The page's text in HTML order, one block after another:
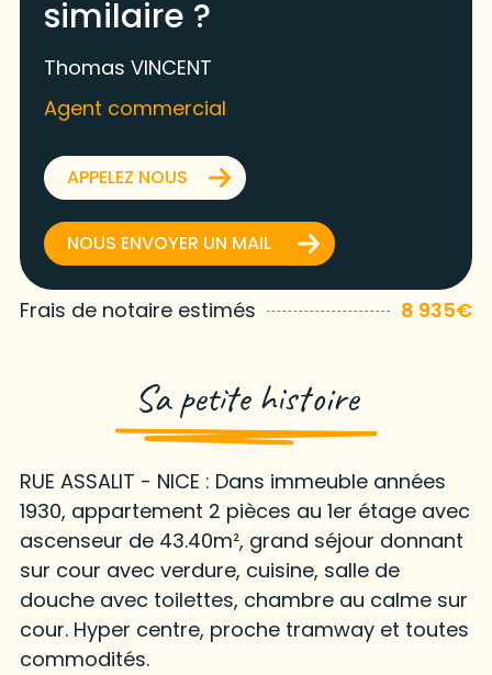
similaire ?
Thomas VINCENT
Agent commercial
APPELEZ NOUS
NOUS ENVOYER UN MAIL
Frais de notaire estimés 8 935€
Sa petite histoire
RUE ASSALIT - NICE : Dans immeuble années
1930, appartement 2 pièces au 1er étage avec
ascenseur de 43.40m², grand séjour donnant
sur cour avec verdure, cuisine, salle de
douche avec toilettes, chambre au calme sur
cour. Hyper centre, proche tramway et toutes
commodités.